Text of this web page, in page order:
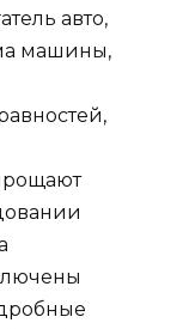
авто,
машины,